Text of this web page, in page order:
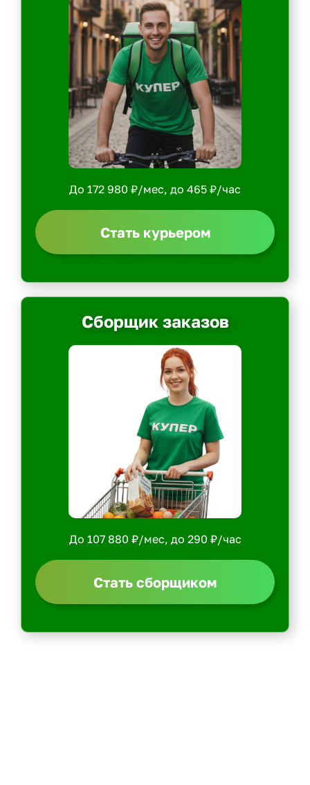
До 172 980 ₽/мес, до 465 ₽/час
Стать курьером
Сборщик заказов
До 107 880 ₽/мес, до 290 ₽/час
Стать сборщиком